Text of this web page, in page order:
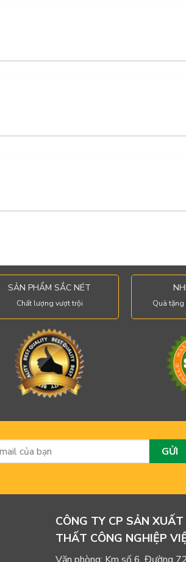
SẢN PHẨM SẮC NÉT
Chất lượng vượt trội Quà tặng
CÔNG TY CP SẢN XUẤT
THẤT CÔNG NGHIỆP